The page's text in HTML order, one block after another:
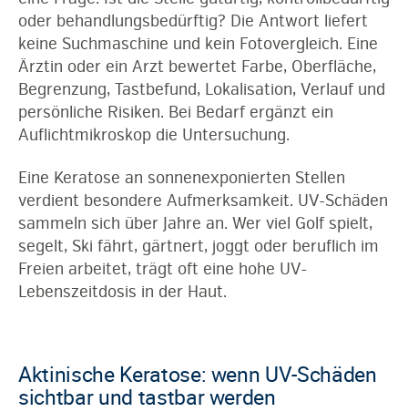
oder behandlungsbedürftig? Die Antwort liefert
keine Suchmaschine und kein Fotovergleich. Eine
Ärztin oder ein Arzt bewertet Farbe, Oberfläche,
Begrenzung, Tastbefund, Lokalisation, Verlauf und
persönliche Risiken. Bei Bedarf ergänzt ein
Auflichtmikroskop die Untersuchung.
Eine Keratose an sonnenexponierten Stellen
verdient besondere Aufmerksamkeit. UV-Schäden
sammeln sich über Jahre an. Wer viel Golf spielt,
segelt, Ski fährt, gärtnert, joggt oder beruflich im
Freien arbeitet, trägt oft eine hohe UV-
Lebenszeitdosis in der Haut.
Aktinische Keratose: wenn UV-Schäden
sichtbar und tastbar werden